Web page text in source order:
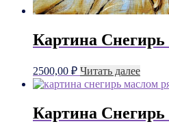
Картина
2500,00 ₽ Читать далее
Картина